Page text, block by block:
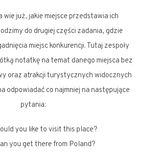
wie już, jakie miejsce przedstawia ich
do drugiej części zadania, gdzie
miejsc konkurencji. Tutaj zespoły
notatkę na temat danego miejsca bez
oraz atrakcji turystycznych widocznych
odpowiadać co najmniej na następujące
pytania:
you like to visit this place?
you get there from Poland?